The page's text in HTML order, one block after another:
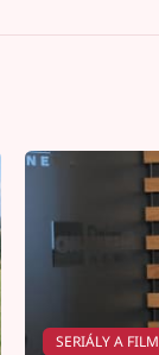
SERIÁLY A